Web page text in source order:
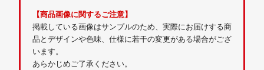
【商品画像に関するご注意】
掲載している画像はサンプルのため、実際にお届けする商
品とデザインや色味、仕様に若干の変更がある場合がござ
います。
あらかじめご了承ください。